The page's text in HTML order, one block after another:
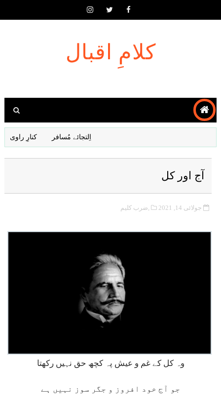
کلامِ اقبال
اِلتجائے مُسافر کنارِ راوی
آج اور کل
جولائی 14, 2021 ,ضرب کلیم
وہ کل کے غم و عیش پہ کچھ حق نہیں رکھتا
جو آج خود افروز و جگر سوز نہیں ہے